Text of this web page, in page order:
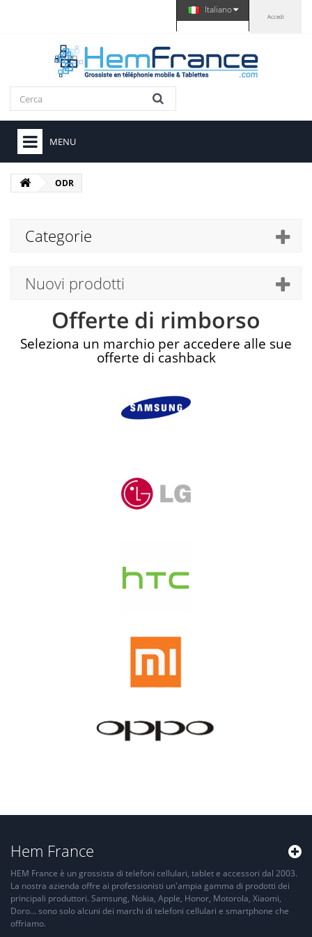
Accedi
Italiano
MENU
ODR
Categorie
Nuovi prodotti
Offerte di rimborso
Seleziona un marchio per accedere alle sue
offerte di cashback
Hem France
HEM France è un grossista di telefoni cellulari, tablet e accessori dal 2003.
La nostra azienda offre ai professionisti un'ampia gamma di prodotti dei
principali produttori. Samsung, Nokia, Apple, Honor, Motorola, Xiaomi,
Doro... sono solo alcuni dei marchi di telefoni cellulari e smartphone che
offriamo.